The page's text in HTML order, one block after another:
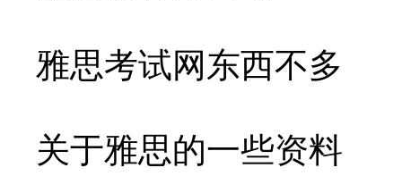
雅思考试网东西不多
关于雅思的一些资料